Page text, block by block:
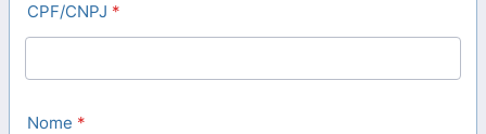
CPF/CNPJ *
Nome *